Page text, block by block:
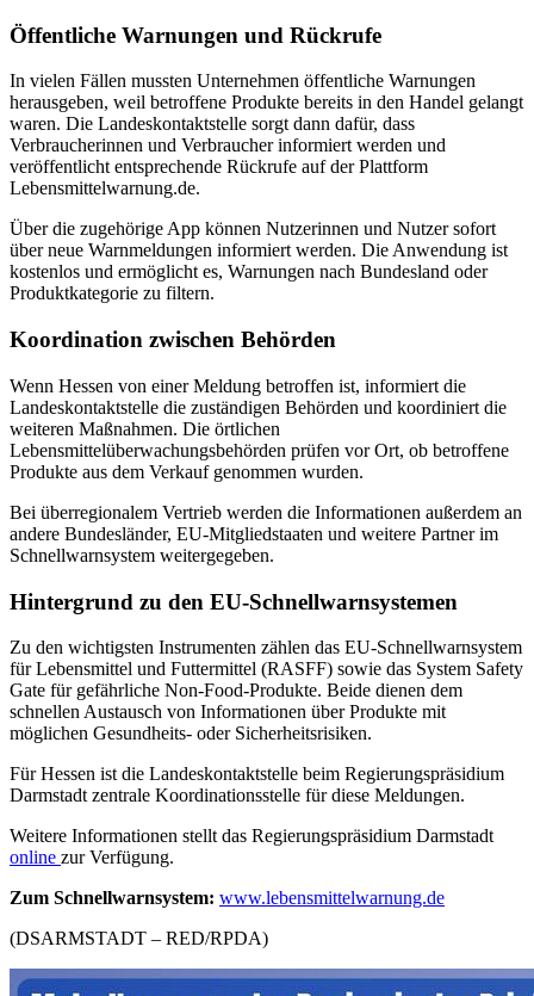
Öffentliche Warnungen und Rückrufe
In vielen Fällen mussten Unternehmen öffentliche Warnungen
herausgeben, weil betroffene Produkte bereits in den Handel gelangt
waren. Die Landeskontaktstelle sorgt dann dafür, dass
Verbraucherinnen und Verbraucher informiert werden und
veröffentlicht entsprechende Rückrufe auf der Plattform
Lebensmittelwarnung.de.
Über die zugehörige App können Nutzerinnen und Nutzer sofort
über neue Warnmeldungen informiert werden. Die Anwendung ist
kostenlos und ermöglicht es, Warnungen nach Bundesland oder
Produktkategorie zu filtern.
Koordination zwischen Behörden
Wenn Hessen von einer Meldung betroffen ist, informiert die
Landeskontaktstelle die zuständigen Behörden und koordiniert die
weiteren Maßnahmen. Die örtlichen
Lebensmittelüberwachungsbehörden prüfen vor Ort, ob betroffene
Produkte aus dem Verkauf genommen wurden.
Bei überregionalem Vertrieb werden die Informationen außerdem an
andere Bundesländer, EU-Mitgliedstaaten und weitere Partner im
Schnellwarnsystem weitergegeben.
Hintergrund zu den EU-Schnellwarnsystemen
Zu den wichtigsten Instrumenten zählen das EU-Schnellwarnsystem
für Lebensmittel und Futtermittel (RASFF) sowie das System Safety
Gate für gefährliche Non-Food-Produkte. Beide dienen dem
schnellen Austausch von Informationen über Produkte mit
möglichen Gesundheits- oder Sicherheitsrisiken.
Für Hessen ist die Landeskontaktstelle beim Regierungspräsidium
Darmstadt zentrale Koordinationsstelle für diese Meldungen.
Weitere Informationen stellt das Regierungspräsidium Darmstadt
online zur Verfügung.
Zum Schnellwarnsystem: www.lebensmittelwarnung.de
(DSARMSTADT – RED/RPDA)